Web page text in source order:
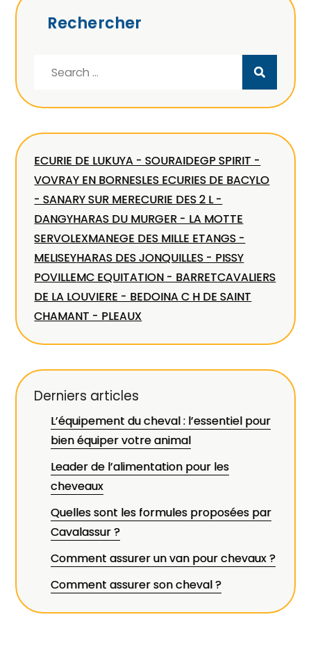
Rechercher
ECURIE DE LUKUYA - SOURAIDEGP SPIRIT -
VOVRAY EN BORNESLES ECURIES DE BACYLO
- SANARY SUR MERECURIE DES 2 L -
DANGYHARAS DU MURGER - LA MOTTE
SERVOLEXMANEGE DES MILLE ETANGS -
MELISEYHARAS DES JONQUILLES - PISSY
POVILLEMC EQUITATION - BARRETCAVALIERS
DE LA LOUVIERE - BEDOINA C H DE SAINT
CHAMANT - PLEAUX
Derniers articles
L’équipement du cheval : l’essentiel pour
bien équiper votre animal
Leader de l’alimentation pour les
cheveaux
Quelles sont les formules proposées par
Cavalassur ?
Comment assurer un van pour chevaux ?
Comment assurer son cheval ?